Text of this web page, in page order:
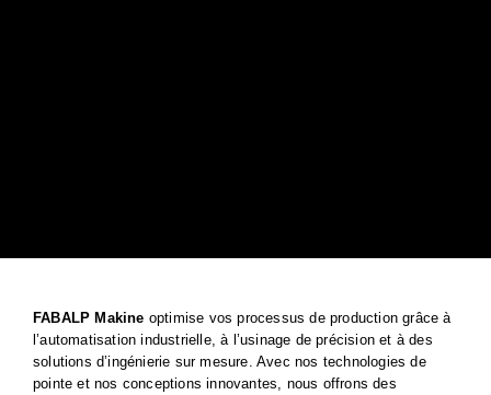
FABALP Makine optimise vos processus de production grâce à
l’automatisation industrielle, à l’usinage de précision et à des
solutions d’ingénierie sur mesure. Avec nos technologies de
pointe et nos conceptions innovantes, nous offrons des